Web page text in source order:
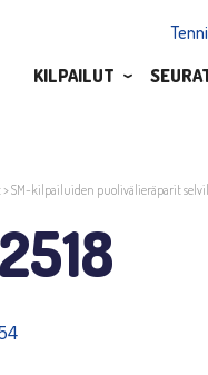
KILPAILUT
>SM-kilpailuiden puolivälieräparit